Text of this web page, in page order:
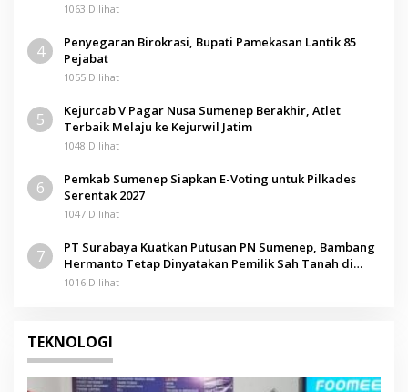
1063 Dilihat
4
Penyegaran Birokrasi, Bupati Pamekasan Lantik 85
Pejabat
1055 Dilihat
5
Kejurcab V Pagar Nusa Sumenep Berakhir, Atlet
Terbaik Melaju ke Kejurwil Jatim
1048 Dilihat
6
Pemkab Sumenep Siapkan E-Voting untuk Pilkades
Serentak 2027
1047 Dilihat
7
PT Surabaya Kuatkan Putusan PN Sumenep, Bambang
Hermanto Tetap Dinyatakan Pemilik Sah Tanah di
Pamolokan
1016 Dilihat
TEKNOLOGI